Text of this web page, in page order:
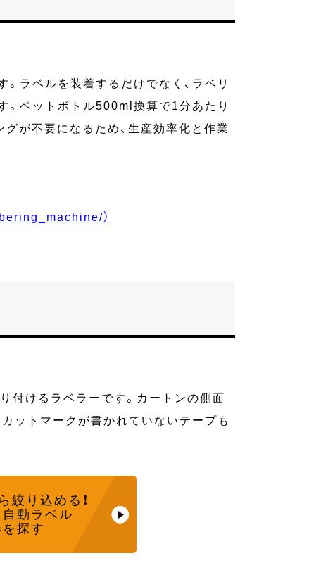
ラベルを装着するだけでなく、ラベリ
。ペットボトル500ml換算で1分あたり
が不要になるため、生産効率化と作業
）
付けるラベラーです。カートンの側面
ットマークが書かれていないテープも
絞り込める！
動ラベル
探す